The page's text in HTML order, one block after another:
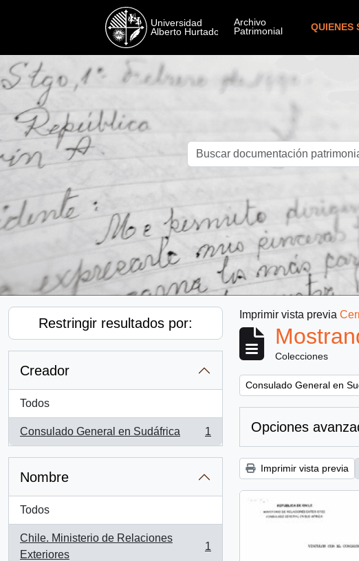
QUIENES
Restringir resultados por:
Creador
Todos
Consulado General en Sudáfrica
, 1 resultados
1
Nombre
Todos
Chile. Ministerio de Relaciones
Exteriores
, 1 resultados
1
Imprimir vista previa
Colecciones
Remove filter:
Consulado General en
Opciones
Imprimir vista previa